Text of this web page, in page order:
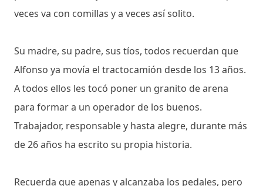
veces va con comillas y a veces así solito.
Su madre, su padre, sus tíos, todos recuerdan que
Alfonso ya movía el tractocamión desde los 13 años.
A todos ellos les tocó poner un granito de arena
para formar a un operador de los buenos.
Trabajador, responsable y hasta alegre, durante más
de 26 años ha escrito su propia historia.
Recuerda que apenas y alcanzaba los pedales, pero